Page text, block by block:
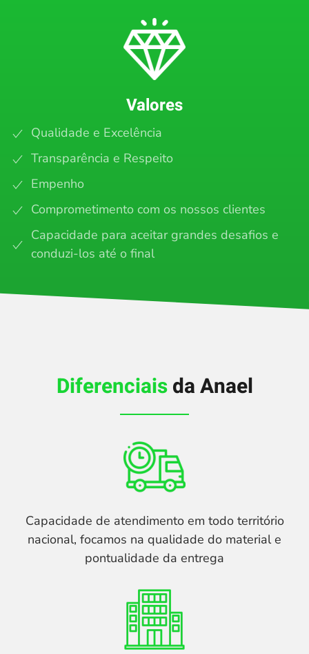
Valores
Qualidade e Excelência
Transparência e Respeito
Empenho
Comprometimento com os nossos clientes
Capacidade para aceitar grandes desafios e
conduzi-los até o final
Diferenciaisda Anael
Capacidade de atendimento em todo território
nacional, focamos na qualidade do material e
pontualidade da entrega